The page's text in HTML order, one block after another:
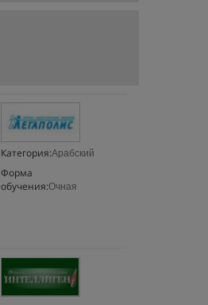
Категория:Арабский
Форма
обучения:Очная